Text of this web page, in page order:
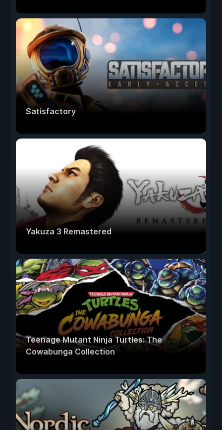
Satisfactory
Yakuza 3 Remastered
Teenage Mutant Ninja Turtles: The
Cowabunga Collection